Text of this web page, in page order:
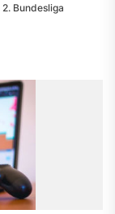
2. Bundesliga